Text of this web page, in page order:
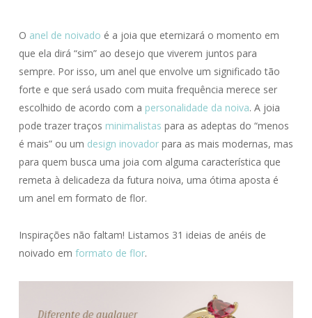
O anel de noivado é a joia que eternizará o momento em
que ela dirá “sim” ao desejo que viverem juntos para
sempre. Por isso, um anel que envolve um significado tão
forte e que será usado com muita frequência merece ser
escolhido de acordo com a personalidade da noiva. A joia
pode trazer traços minimalistas para as adeptas do “menos
é mais” ou um design inovadorpara as mais modernas, mas
para quem busca uma joia com alguma característica que
remeta à delicadeza da futura noiva, uma ótima aposta é
um anel em formato de flor.
Inspirações não faltam! Listamos 31 ideias de anéis de
noivado em formato de flor.